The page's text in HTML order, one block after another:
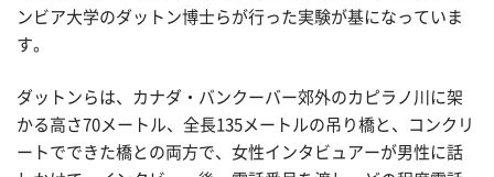
ンビア大学のダットン博士らが行った実験が基になっていま
す。
ダットンらは、カナダ・バンクーバー郊外のカピラノ川に架
かる高さ70メートル、全長135メートルの吊り橋と、コンクリ
ートでできた橋との両方で、女性インタビュアーが男性に話